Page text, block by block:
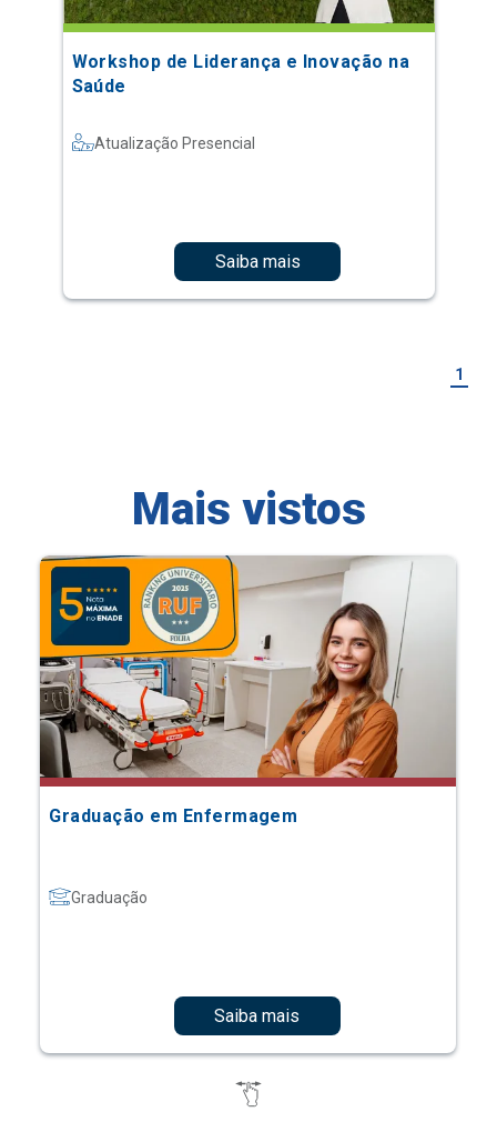
Workshop de Liderança e Inovação na
Saúde
Atualização Presencial
Saiba mais
1
Mais vistos
Graduação em Enfermagem
Graduação
Saiba mais